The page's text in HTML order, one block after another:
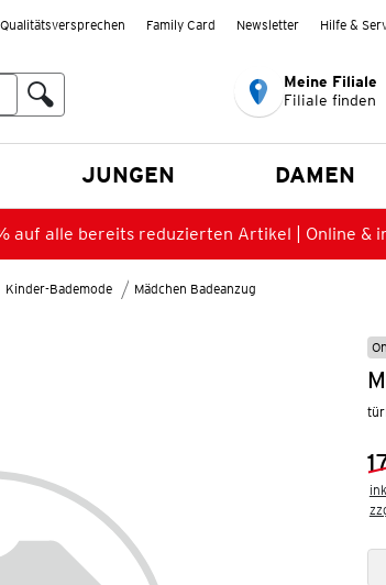
Qualitätsversprechen Family Card Newsletter Hilfe &
Meine Filiale
Filiale finden
JUNGEN DAMEN
auf alle bereits reduzierten Artikel | Online &
Kinder-Bademode Mädchen Badeanzug